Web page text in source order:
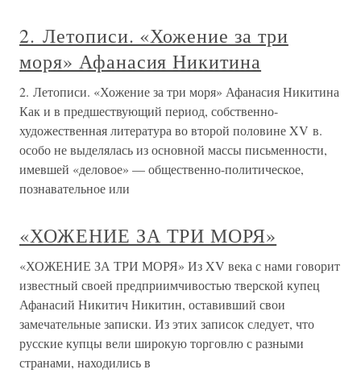
2. Летописи. «Хожение за три
моря» Афанасия Никитина
2. Летописи. «Хожение за три моря» Афанасия Никитина
Как и в предшествующий период, собственно-
художественная литература во второй половине XV в.
особо не выделялась из основной массы письменности,
имевшей «деловое» — общественно-политическое,
познавательное или
«ХОЖЕНИЕ ЗА ТРИ МОРЯ»
«ХОЖЕНИЕ ЗА ТРИ МОРЯ» Из XV века с нами говорит
известный своей предприимчивостью тверской купец
Афанасий Никитич Никитин, оставивший свои
замечательные записки. Из этих записок следует, что
русские купцы вели широкую торговлю с разными
странами, находились в